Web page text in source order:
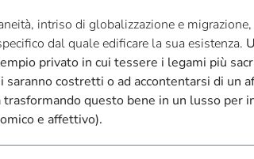
intriso di globalizzazione e
dal quale edificare la sua esistenza.
privato in cui tessere i legami più
costretti o ad accontentarsi di un
trasformando questo bene in un lusso per
e affettivo).